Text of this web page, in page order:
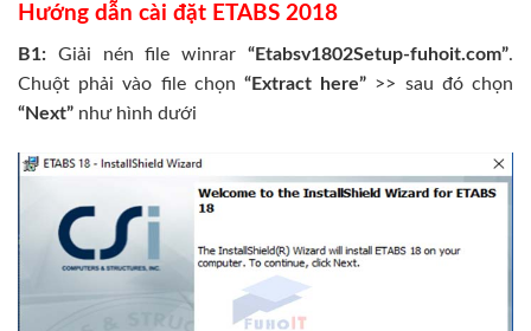
Hướng dẫn cài đặt ETABS 2018
B1: Giải nén file winrar “Etabsv1802Setup-fuhoit.com”.
Chuột phải vào file chọn “Extract here” >> sau đó chọn
“Next” như hình dưới